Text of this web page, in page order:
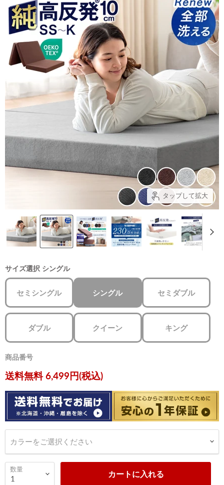
タップして拡大
サイズ選択 シングル
セミシングル シングル セミダブル
ダブル クイーン キング
商品番号
現在の価格
送料無料 6,499円(税込)
カラーをご選択ください
数量
カートに入れる